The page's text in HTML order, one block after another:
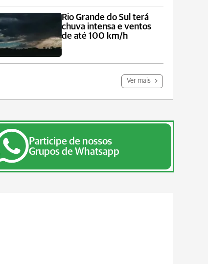
Rio Grande do Sul terá
chuva intensa e ventos
de até 100 km/h
Ver mais
Participe de nossos
Grupos de Whatsapp